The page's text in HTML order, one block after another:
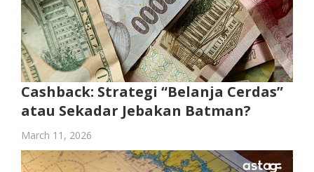
Cashback: Strategi “Belanja Cerdas”
atau Sekadar Jebakan Batman?
March 11, 2026